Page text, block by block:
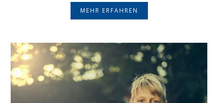
MEHR ERFAHREN